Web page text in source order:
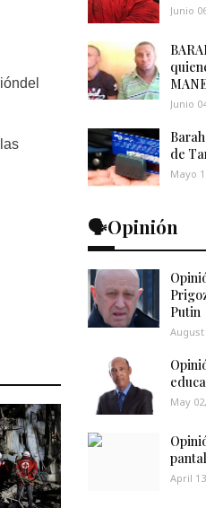
del
Junio
Junio
de
Mayo
🗣️Opinión
Putin
August
May
April